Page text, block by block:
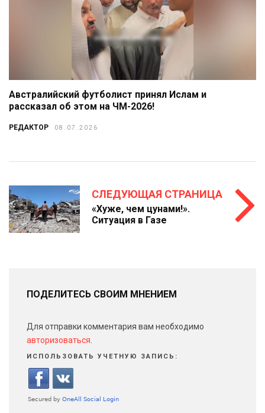
Австралийский футболист принял Ислам и
рассказал об этом на ЧМ-2026!
РЕДАКТОР 08.07.2026
СЛЕДУЮЩАЯ СТРАНИЦА
«Хуже, чем цунами!».
Ситуация в Газе
ПОДЕЛИТЕСЬ СВОИМ МНЕНИЕМ
Для отправки комментария вам необходимо
авторизоваться
ИСПОЛЬЗОВАТЬ УЧЕТНУЮ ЗАПИСЬ: